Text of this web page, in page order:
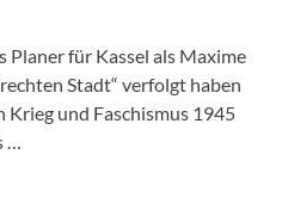
Planer für Kassel als Maxime
Stadt“ verfolgt haben
Krieg und Faschismus 1945
…